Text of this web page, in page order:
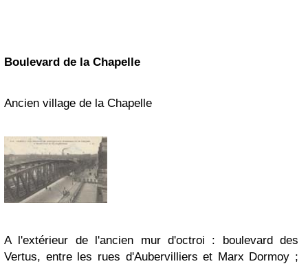
Boulevard de la Chapelle
Ancien village de la Chapelle
A l'extérieur de l'ancien mur d'octroi : boulevard des
Vertus, entre les rues d'Aubervilliers et Marx Dormoy ;